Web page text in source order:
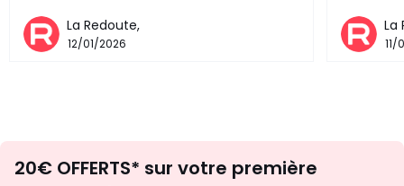
La Redoute,
12/01/2026
La
11/
d'inspirations
20€ OFFERTS* sur votre première